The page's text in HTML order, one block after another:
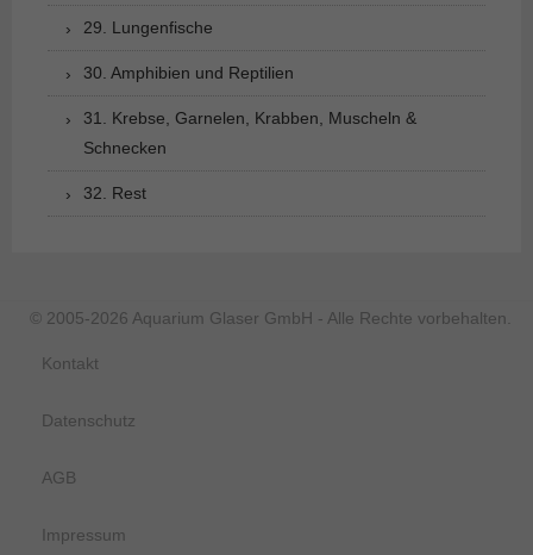
29. Lungenfische
30. Amphibien und Reptilien
31. Krebse, Garnelen, Krabben, Muscheln &
Schnecken
32. Rest
© 2005-2026 Aquarium Glaser GmbH - Alle Rechte vorbehalten.
Kontakt
Datenschutz
AGB
Impressum